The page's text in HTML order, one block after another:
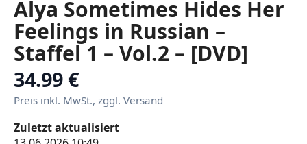
Alya Sometimes Hides Her
Feelings in Russian –
Staffel 1 – Vol.2 – [DVD]
34.99 €
Preis inkl. MwSt., zggl. Versand
Zuletzt aktualisiert